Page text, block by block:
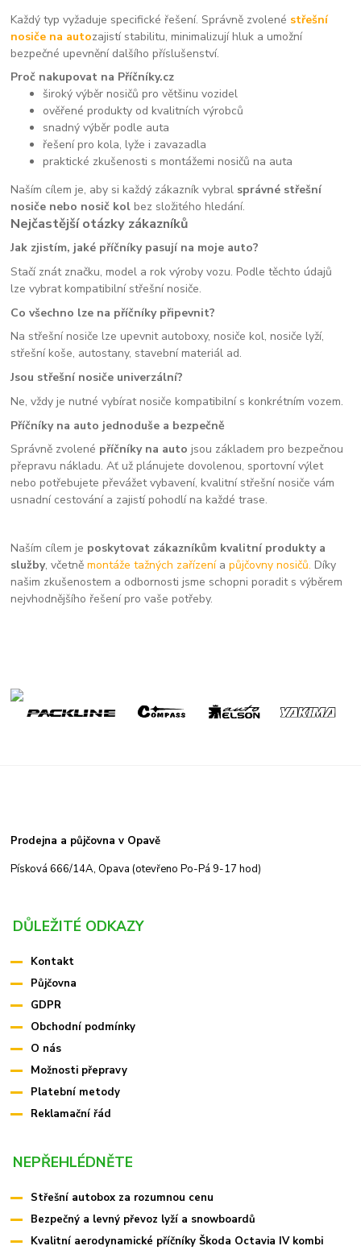
Každý typ vyžaduje specifické řešení. Správně zvolené střešní
nosiče na autozajistí stabilitu, minimalizují hluk a umožní
bezpečné upevnění dalšího příslušenství.
Proč nakupovat na Příčníky.cz
široký výběr nosičů pro většinu vozidel
ověřené produkty od kvalitních výrobců
snadný výběr podle auta
řešení pro kola, lyže i zavazadla
praktické zkušenosti s montážemi nosičů na auta
Naším cílem je, aby si každý zákazník vybral správné střešní
nosiče nebo nosič kol bez složitého hledání.
Nejčastější otázky zákazníků
Jak zjistím, jaké příčníky pasují na moje auto?
Stačí znát značku, model a rok výroby vozu. Podle těchto údajů
lze vybrat kompatibilní střešní nosiče.
Co všechno lze na příčníky připevnit?
Na střešní nosiče lze upevnit autoboxy, nosiče kol, nosiče lyží,
střešní koše, autostany, stavební materiál ad.
Jsou střešní nosiče univerzální?
Ne, vždy je nutné vybírat nosiče kompatibilní s konkrétním vozem.
Příčníky na auto jednoduše a bezpečně
Správně zvolené příčníky na auto jsou základem pro bezpečnou
přepravu nákladu. Ať už plánujete dovolenou, sportovní výlet
nebo potřebujete převážet vybavení, kvalitní střešní nosiče vám
usnadní cestování a zajistí pohodlí na každé trase.
Naším cílem je poskytovat zákazníkům kvalitní produkty a
služby, včetněmontáže tažných zařízení apůjčovny nosičů. Díky
našim zkušenostem a odbornosti jsme schopni poradit s výběrem
nejvhodnějšího řešení pro vaše potřeby.
Prodejna a půjčovna v Opavě
Písková 666/14A, Opava (otevřeno Po-Pá 9-17 hod)
DŮLEŽITÉ ODKAZY
Kontakt
Půjčovna
GDPR
Obchodní podmínky
O nás
Možnosti přepravy
Platební metody
Reklamační řád
NEPŘEHLÉDNĚTE
Střešní autobox za rozumnou cenu
Bezpečný a levný převoz lyží a snowboardů
Kvalitní aerodynamické příčníky Škoda Octavia IV kombi